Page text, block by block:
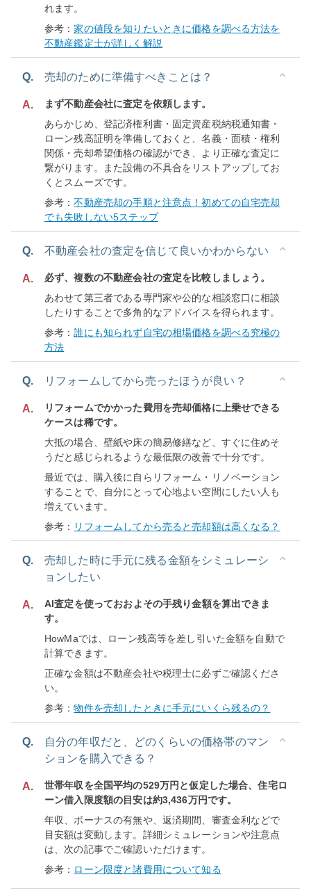
れます。
参考：家の値段を知りたいときに価格を調べる方法を
不動産鑑定士が詳しく解説
Q. 売却のために準備すべきことは？
A.
まず不動産会社に査定を依頼します。
あらかじめ、登記済権利書・固定資産税納税通知書・
ローン残高証明を準備しておくと、名義・面積・権利
関係・売却希望価格の確認ができ、より正確な査定に
繋がります。また設備の不具合をリストアップしてお
くとスムーズです。
参考：不動産売却の手順と注意点！初めての自宅売却
でも失敗しない5ステップ
Q. 不動産会社の査定を信じて良いかわからない
A.
必ず、複数の不動産会社の査定を比較しましょう。
あわせて第三者である専門家や公的な相談窓口に相談
したりすることで多角的なアドバイスを得られます。
参考：誰にも知られず自宅の相場価格を調べる究極の
方法
Q. リフォームしてから売ったほうが良い？
A.
リフォームでかかった費用を売却価格に上乗せできる
ケースは稀です。
大抵の場合、壁紙や床の簡易修繕など、すぐに住めそ
うだと感じられるような最低限の改善で十分です。
最近では、購入後に自らリフォーム・リノベーション
することで、自分にとって心地よい空間にしたい人も
増えています。
参考： リフォームしてから売ると売却額は高くなる？
Q.
売却した時に手元に残る金額をシミュレーシ
ョンしたい
A.
AI査定を使っておおよその手残り金額を算出できま
す。
HowMaでは、ローン残高等を差し引いた金額を自動で
計算できます。
正確な金額は不動産会社や税理士に必ずご確認くださ
い。
参考：物件を売却したときに手元にいくら残るの？
Q.
自分の年収だと、どのくらいの価格帯のマン
ションを購入できる？
A.
世帯年収を全国平均の529万円と仮定した場合、住宅ロ
ーン借入限度額の目安は約3,436万円です。
年収、ボーナスの有無や、返済期間、審査金利などで
目安額は変動します。詳細シミュレーションや注意点
は、次の記事でご確認いただけます。
参考： ローン限度と諸費用について知る